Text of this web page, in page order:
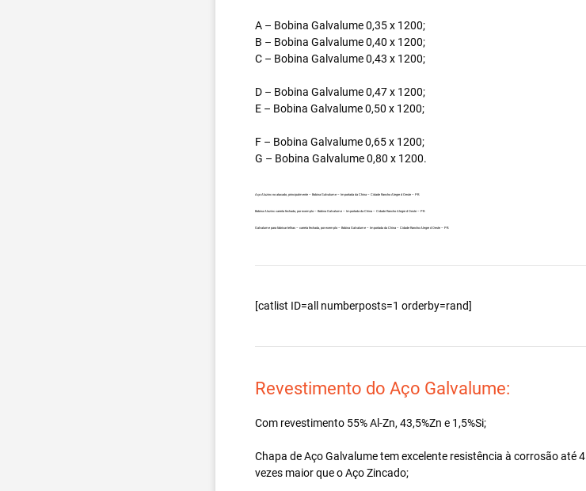
A – Bobina Galvalume 0,35 x 1200;
B – Bobina Galvalume 0,40 x 1200;
C – Bobina Galvalume 0,43 x 1200;
D – Bobina Galvalume 0,47 x 1200;
E – Bobina Galvalume 0,50 x 1200;
F – Bobina Galvalume 0,65 x 1200;
G – Bobina Galvalume 0,80 x 1200.
Aço Aluzinc no atacado, principalmente – Bobina Galvalume – Importada da China – Cidade Rancho Alegre d Oeste – PR.
Bobina Aluzinc carreta fechada, por exemplo – Bobina Galvalume – Importada da China – Cidade Rancho Alegre d Oeste – PR.
Galvalume para fabricar telhas – carreta fechada, por exemplo – Bobina Galvalume – Importada da China – Cidade Rancho Alegre d Oeste – PR.
[catlist ID=all numberposts=1 orderby=rand]
Revestimento do Aço Galvalume:
Com revestimento 55% Al-Zn, 43,5%Zn e 1,5%Si;
Chapa de Aço Galvalume tem excelente resistência à corrosão até 4
vezes maior que o Aço Zincado;